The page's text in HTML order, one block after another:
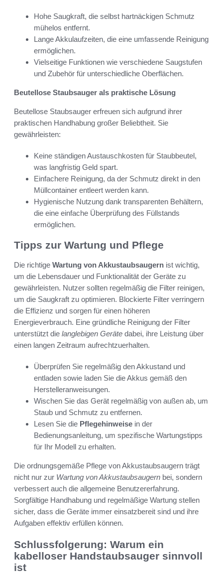
Hohe Saugkraft, die selbst hartnäckigen Schmutz
mühelos entfernt.
Lange Akkulaufzeiten, die eine umfassende Reinigung
ermöglichen.
Vielseitige Funktionen wie verschiedene Saugstufen
und Zubehör für unterschiedliche Oberflächen.
Beutellose Staubsauger als praktische Lösung
Beutellose Staubsauger erfreuen sich aufgrund ihrer
praktischen Handhabung großer Beliebtheit. Sie
gewährleisten:
Keine ständigen Austauschkosten für Staubbeutel,
was langfristig Geld spart.
Einfachere Reinigung, da der Schmutz direkt in den
Müllcontainer entleert werden kann.
Hygienische Nutzung dank transparenten Behältern,
die eine einfache Überprüfung des Füllstands
ermöglichen.
Tipps zur Wartung und Pflege
Die richtige Wartung von Akkustaubsaugern ist wichtig,
um die Lebensdauer und Funktionalität der Geräte zu
gewährleisten. Nutzer sollten regelmäßig die Filter reinigen,
um die Saugkraft zu optimieren. Blockierte Filter verringern
die Effizienz und sorgen für einen höheren
Energieverbrauch. Eine gründliche Reinigung der Filter
unterstützt die langlebigen Geräte dabei, ihre Leistung über
einen langen Zeitraum aufrechtzuerhalten.
Überprüfen Sie regelmäßig den Akkustand und
entladen sowie laden Sie die Akkus gemäß den
Herstelleranweisungen.
Wischen Sie das Gerät regelmäßig von außen ab, um
Staub und Schmutz zu entfernen.
Lesen Sie die Pflegehinweise in der
Bedienungsanleitung, um spezifische Wartungstipps
für Ihr Modell zu erhalten.
Die ordnungsgemäße Pflege von Akkustaubsaugern trägt
nicht nur zur Wartung von Akkustaubsaugern bei, sondern
verbessert auch die allgemeine Benutzererfahrung.
Sorgfältige Handhabung und regelmäßige Wartung stellen
sicher, dass die Geräte immer einsatzbereit sind und ihre
Aufgaben effektiv erfüllen können.
Schlussfolgerung: Warum ein
kabelloser Handstaubsauger sinnvoll
ist